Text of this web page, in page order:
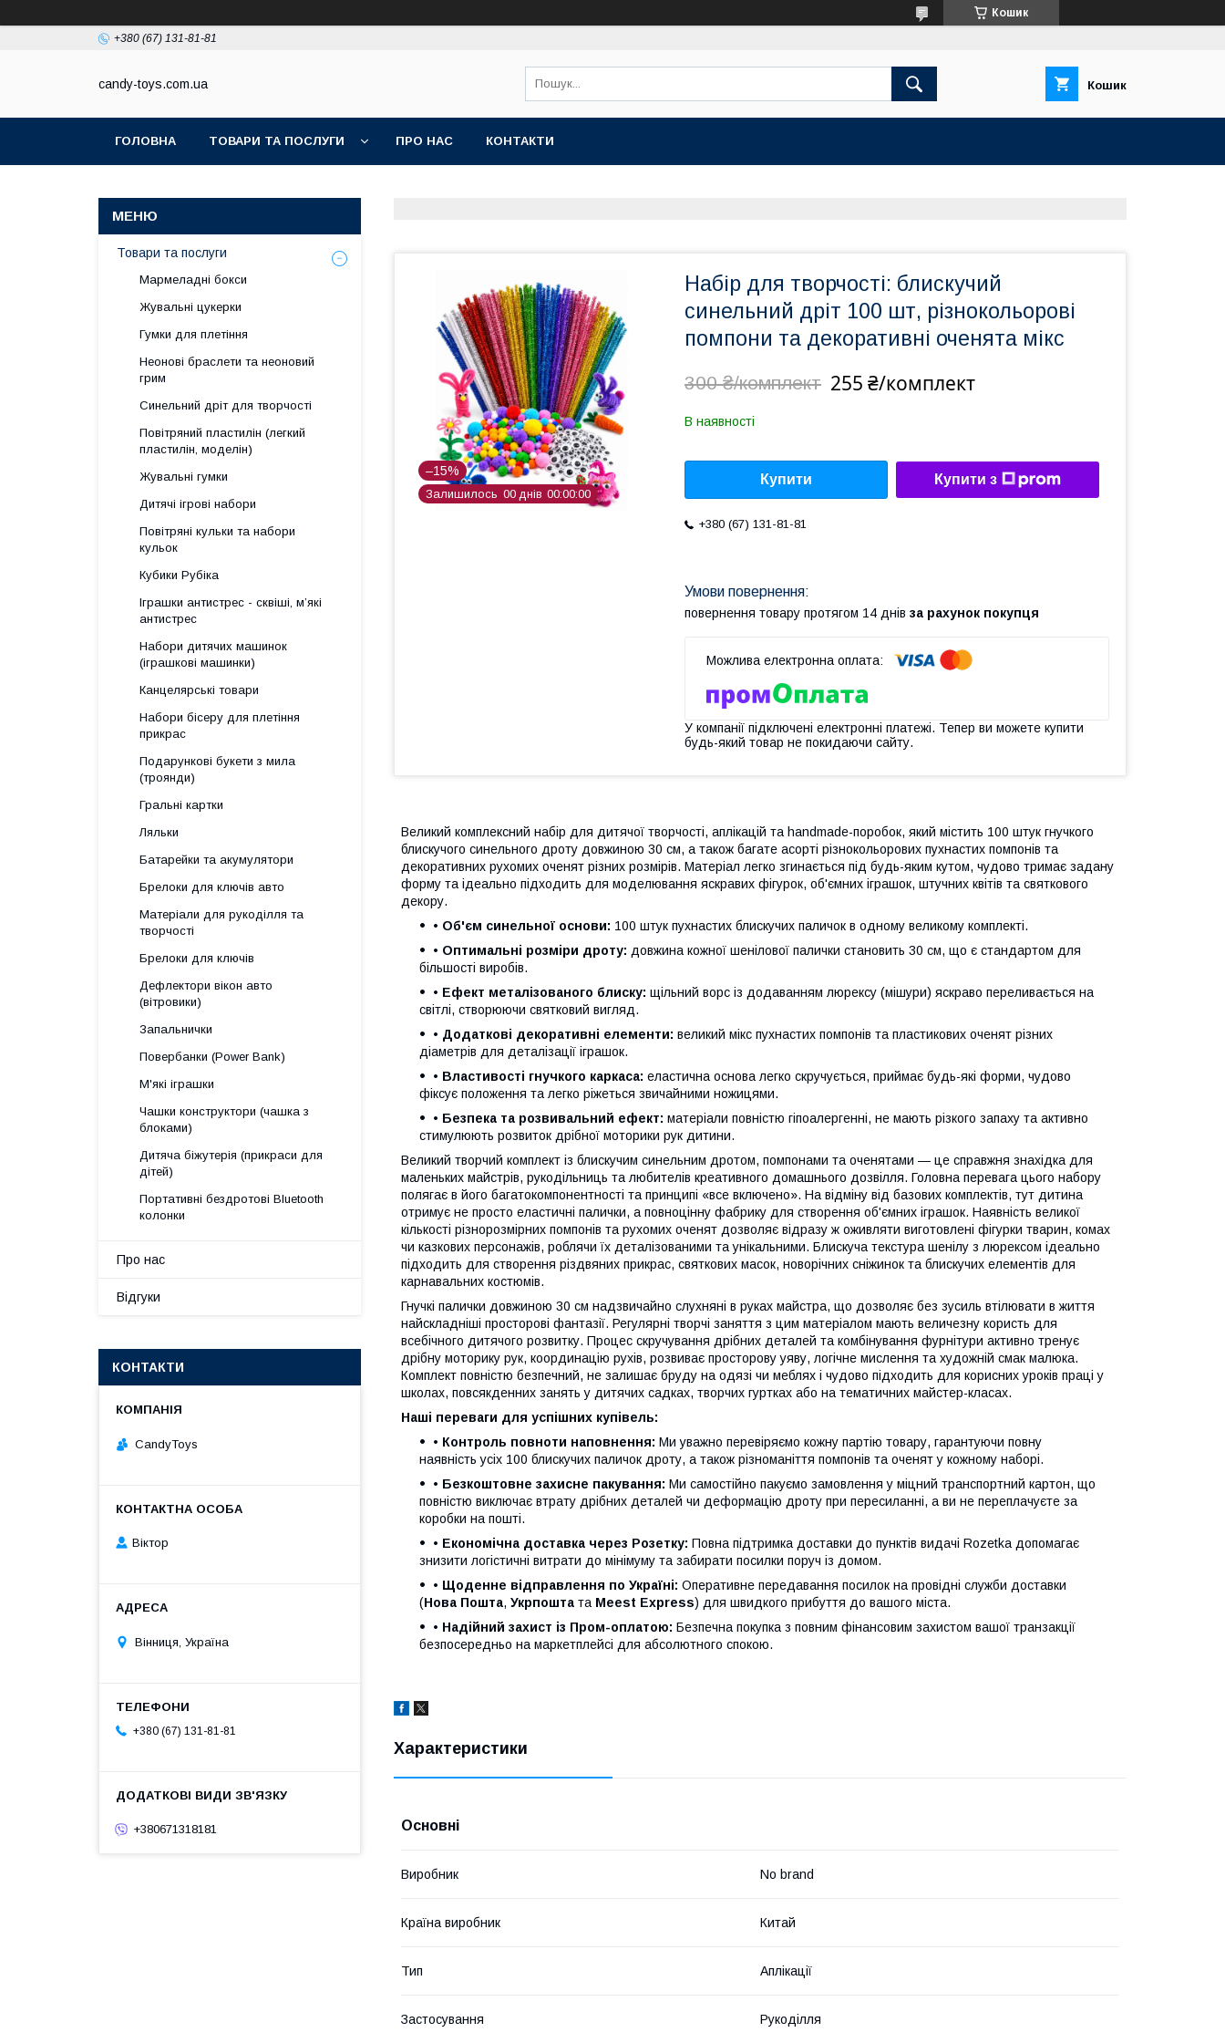
Кошик
+380 (67) 131-81-81
candy-toys.com.ua Кошик
ГОЛОВНА ТОВАРИ ТА ПОСЛУГИ ПРО НАС КОНТАКТИ
–15%
Залишилось 00 днів 00 00 00
Набір для творчості: блискучий
синельний дріт 100 шт, різнокольорові
помпони та декоративні оченята мікс
300 ₴/комплект 255 ₴/комплект
В наявності
Купити Купити з
+380 (67) 131-81-81
повернення товару протягом 14 днів за рахунок покупця
У компанії підключені електронні платежі. Тепер ви можете купити
будь-який товар не покидаючи сайту.
Великий комплексний набір для дитячої творчості, аплікацій та handmade-поробок, який містить 100 штук гнучкого
блискучого синельного дроту довжиною 30 см, а також багате асорті різнокольорових пухнастих помпонів та
декоративних рухомих оченят різних розмірів. Матеріал легко згинається під будь-яким кутом, чудово тримає задану
форму та ідеально підходить для моделювання яскравих фігурок, об'ємних іграшок, штучних квітів та святкового
декору.
• Об'єм синельної основи: 100 штук пухнастих блискучих паличок в одному великому комплекті.
• Оптимальні розміри дроту: довжина кожної шенілової палички становить 30 см, що є стандартом для
більшості виробів.
• Ефект металізованого блиску: щільний ворс із додаванням люрексу (мішури) яскраво переливається на
світлі, створюючи святковий вигляд.
• Додаткові декоративні елементи: великий мікс пухнастих помпонів та пластикових оченят різних
діаметрів для деталізації іграшок.
• Властивості гнучкого каркаса: еластична основа легко скручується, приймає будь-які форми, чудово
фіксує положення та легко ріжеться звичайними ножицями.
• Безпека та розвивальний ефект: матеріали повністю гіпоалергенні, не мають різкого запаху та активно
стимулюють розвиток дрібної моторики рук дитини.
Великий творчий комплект із блискучим синельним дротом, помпонами та оченятами — це справжня знахідка для
маленьких майстрів, рукодільниць та любителів креативного домашнього дозвілля. Головна перевага цього набору
полягає в його багатокомпонентності та принципі «все включено». На відміну від базових комплектів, тут дитина
отримує не просто еластичні палички, а повноцінну фабрику для створення об'ємних іграшок. Наявність великої
кількості різнорозмірних помпонів та рухомих оченят дозволяє відразу ж оживляти виготовлені фігурки тварин, комах
чи казкових персонажів, роблячи їх деталізованими та унікальними. Блискуча текстура шенілу з люрексом ідеально
підходить для створення різдвяних прикрас, святкових масок, новорічних сніжинок та блискучих елементів для
карнавальних костюмів.
Гнучкі палички довжиною 30 см надзвичайно слухняні в руках майстра, що дозволяє без зусиль втілювати в життя
найскладніші просторові фантазії. Регулярні творчі заняття з цим матеріалом мають величезну користь для
всебічного дитячого розвитку. Процес скручування дрібних деталей та комбінування фурнітури активно тренує
дрібну моторику рук, координацію рухів, розвиває просторову уяву, логічне мислення та художній смак малюка.
Комплект повністю безпечний, не залишає бруду на одязі чи меблях і чудово підходить для корисних уроків праці у
школах, повсякденних занять у дитячих садках, творчих гуртках або на тематичних майстер-класах.
Наші переваги для успішних купівель:
• Контроль повноти наповнення: Ми уважно перевіряємо кожну партію товару, гарантуючи повну
наявність усіх 100 блискучих паличок дроту, а також різноманіття помпонів та оченят у кожному наборі.
• Безкоштовне захисне пакування: Ми самостійно пакуємо замовлення у міцний транспортний картон, що
повністю виключає втрату дрібних деталей чи деформацію дроту при пересиланні, а ви не переплачуєте за
коробки на пошті.
• Економічна доставка через Розетку: Повна підтримка доставки до пунктів видачі Rozetka допомагає
знизити логістичні витрати до мінімуму та забирати посилки поруч із домом.
• Щоденне відправлення по Україні: Оперативне передавання посилок на провідні служби доставки
(Нова Пошта, Укрпошта та Meest Express) для швидкого прибуття до вашого міста.
• Надійний захист із Пром-оплатою: Безпечна покупка з повним фінансовим захистом вашої транзакції
безпосередньо на маркетплейсі для абсолютного спокою.
Характеристики
Основні
Виробник No brand
Країна виробник Китай
Тип Аплікації
Застосування Рукоділля
Товари та послуги
Мармеладні бокси
Жувальні цукерки
Гумки для плетіння
Неонові браслети та неоновий
грим
Синельний дріт для творчості
Повітряний пластилін (легкий
пластилін, моделін)
Жувальні гумки
Дитячі ігрові набори
Повітряні кульки та набори
кульок
Кубики Рубіка
Іграшки антистрес - сквіші, м’які
антистрес
Набори дитячих машинок
(іграшкові машинки)
Канцелярські товари
Набори бісеру для плетіння
прикрас
Подарункові букети з мила
(троянди)
Гральні картки
Ляльки
Батарейки та акумулятори
Брелоки для ключів авто
Матеріали для рукоділля та
творчості
Брелоки для ключів
Дефлектори вікон авто
(вітровики)
Запальнички
Повербанки (Power Bank)
М'які іграшки
Чашки конструктори (чашка з
блоками)
Дитяча біжутерія (прикраси для
дітей)
Портативні бездротові Bluetooth
колонки
Про нас
Відгуки
КОНТАКТИ
CandyToys
Віктор
Вінниця, Україна
+380 (67) 131-81-81
+380671318181